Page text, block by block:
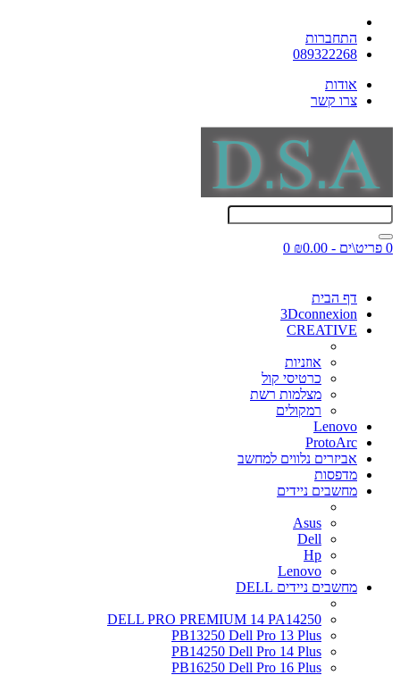
התחברות
089322268
אודות
צרו קשר
0 פריט\ים - ₪0.00 0
דף הבית
3Dconnexion
CREATIVE
אוזניות
כרטיסי קול
מצלמות רשת
רמקולים
Lenovo
ProtoArc
אביזרים נלווים למחשב
מדפסות
מחשבים ניידים
Asus
Dell
Hp
Lenovo
מחשבים ניידים DELL
DELL PRO PREMIUM 14 PA14250
PB13250 Dell Pro 13 Plus
PB14250 Dell Pro 14 Plus
PB16250 Dell Pro 16 Plus